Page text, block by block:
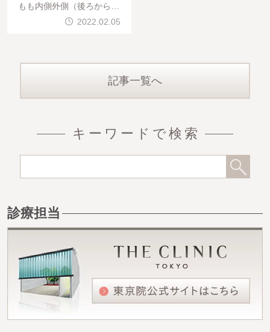
もも内側外側（後ろからア
プローチ）と腰からの脂肪
豊胸、乳頭縮小を行いまし
2022.02.05
記事一覧へ
キーワードで検索
診療担当